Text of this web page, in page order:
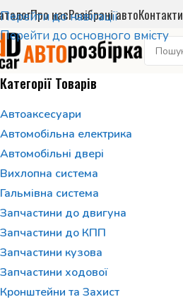
Перейти до навігації
Перейти до основного вмісту
Про насРозібрані автоКонтакти
Категорії Товарів
Автоаксесуари
Автомобільна електрика
Автомобільні двері
Вихлопна система
Гальмівна система
Запчастини до двигуна
Запчастини до КПП
Запчастини кузова
Запчастини ходової
Кронштейни та Захист